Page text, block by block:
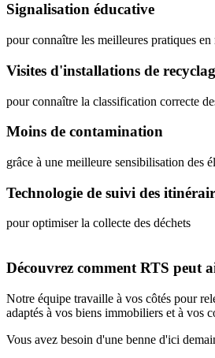
Signalisation éducative
pour connaître les meilleures pratiques
Visites d'installations de
pour connaître la classification correcte
Moins de contamination
grâce à une meilleure sensibilisation des
Technologie de suivi des
pour optimiser la collecte des déchets
Découvrez comment RTS peut
Notre équipe travaille à vos côtés pour
adaptés à vos biens immobiliers et à vos
Vous avez besoin d'une benne d'ici